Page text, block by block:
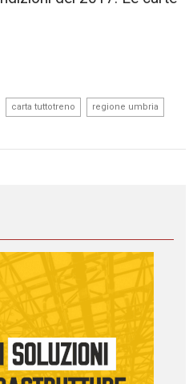
carta tuttotreno regione umbria